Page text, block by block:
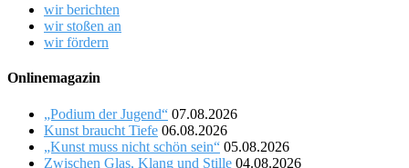
wir berichten
wir stoßen an
wir fördern
Onlinemagazin
„Podium der Jugend“ 07.08.2026
Kunst braucht Tiefe 06.08.2026
„Kunst muss nicht schön sein“ 05.08.2026
Zwischen Glas, Klang und Stille 04.08.2026